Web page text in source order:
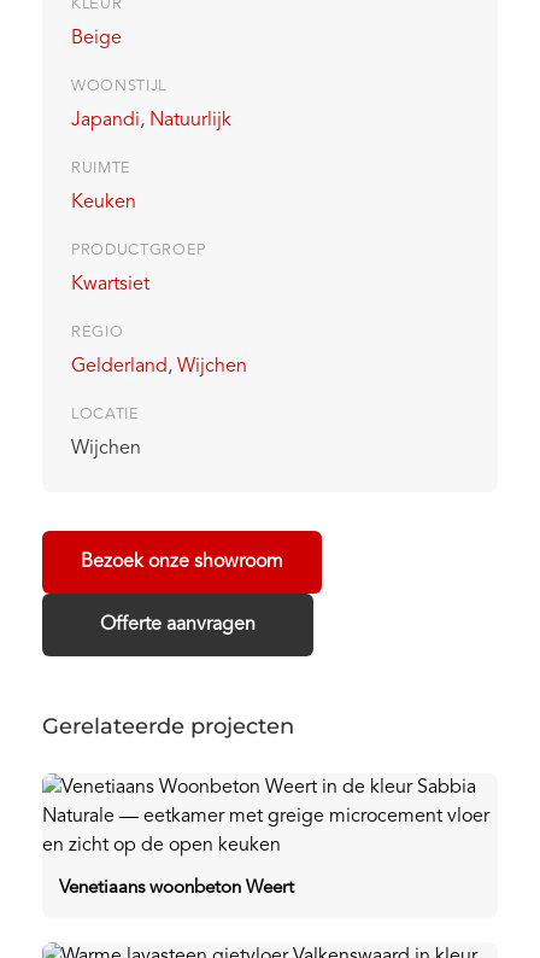
KLEUR
Beige
WOONSTIJL
Japandi, Natuurlijk
RUIMTE
Keuken
PRODUCTGROEP
Kwartsiet
REGIO
Gelderland,Wijchen
LOCATIE
Wijchen
Bezoek onze showroom
Offerte aanvragen
Gerelateerde projecten
Venetiaans woonbeton Weert